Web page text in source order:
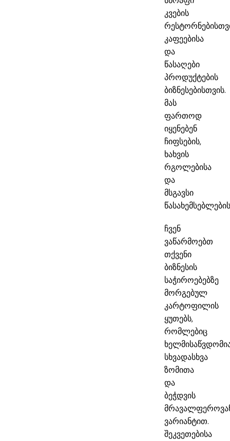
კვების
კაფეებისა
და
წასაღები
პროდუქტების
ბიზნესებისთვის.
მას
ფართოდ
იყენებენ
ჩიფსების,
ხახვის
რგოლებისა
და
მსგავსი
ჩვენ
ვაწარმოებთ
თქვენი
ბიზნესის
საჭიროებებზე
მორგებულ
კარტოფილის
ყუთებს,
რომლებიც
სხვადასხვა
ზომითა
და
ბეჭდვის
ვარიანტით.
შეკვეთებისა